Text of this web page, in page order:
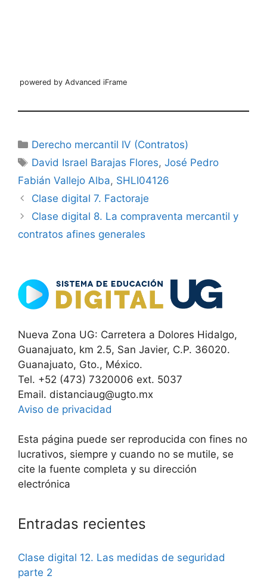
powered by Advanced iFrame
Categorías
Derecho mercantil IV (Contratos)
Etiquetas
David Israel Barajas Flores,José Pedro
Fabián Vallejo Alba, SHLI04126
Clase digital 7. Factoraje
Clase digital 8. La compraventa mercantil y
contratos afines generales
Nueva Zona UG: Carretera a Dolores Hidalgo,
Guanajuato, km 2.5, San Javier, C.P. 36020.
Guanajuato, Gto., México.
Tel. +52 (473) 7320006 ext. 5037
Email. distanciaug@ugto.mx
Aviso de privacidad
Esta página puede ser reproducida con fines no
lucrativos, siempre y cuando no se mutile, se
cite la fuente completa y su dirección
electrónica
Entradas recientes
Clase digital 12. Las medidas de seguridad
parte 2